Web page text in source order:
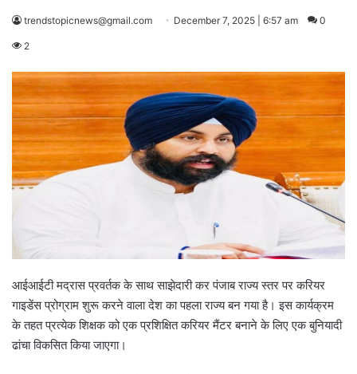
trendstopicnews@gmail.com December 7, 2025 | 6:57 am 0
2
आईआईटी मद्रास प्रवर्तक के साथ साझेदारी कर पंजाब राज्य स्तर पर करियर
गाइडेंस प्रोग्राम शुरू करने वाला देश का पहला राज्य बन गया है। इस कार्यक्रम
के तहत प्रत्येक शिक्षक को एक प्रशिक्षित करियर मैंटर बनाने के लिए एक बुनियादी
ढांचा विकसित किया जाएगा।